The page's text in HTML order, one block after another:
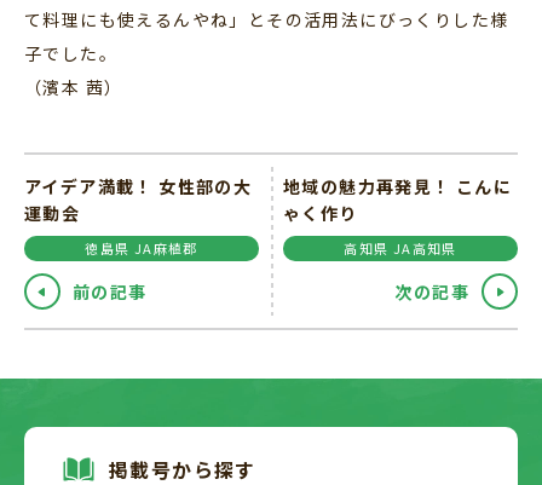
て料理にも使えるんやね」とその活用法にびっくりした様
子でした。
（濱本 茜）
アイデア満載！ 女性部の大
運動会
徳島県 JA麻植郡
前の記事
地域の魅力再発見！ こんに
ゃく作り
高知県 JA高知県
次の記事
掲載号から探す